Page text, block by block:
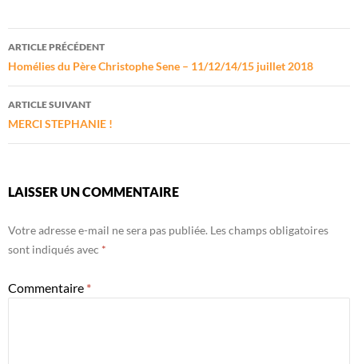
Navigation
des
articles
ARTICLE PRÉCÉDENT
Homélies du Père Christophe Sene – 11/12/14/15 juillet 2018
ARTICLE SUIVANT
MERCI STEPHANIE !
LAISSER UN COMMENTAIRE
Votre adresse e-mail ne sera pas publiée. Les champs obligatoires
sont indiqués avec *
Commentaire *